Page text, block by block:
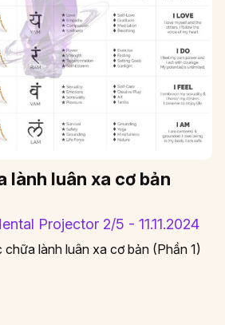
lành luân xa cơ bản
Projector 2/5 - 11.11.2024
lành luân xa cơ bản (Phần 1)